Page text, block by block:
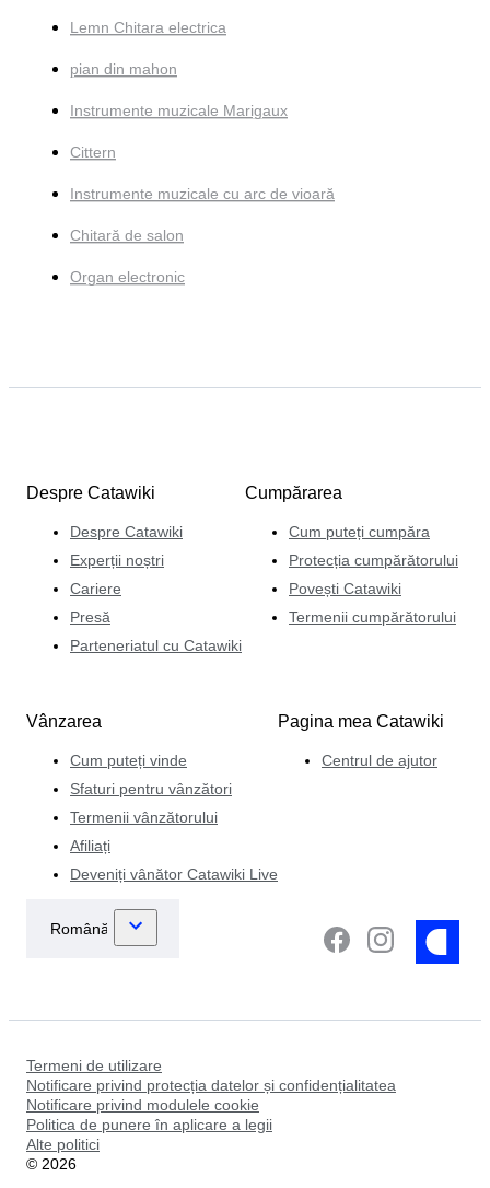
Lemn Chitara electrica
pian din mahon
Instrumente muzicale Marigaux
Cittern
Instrumente muzicale cu arc de vioară
Chitară de salon
Organ electronic
Despre Catawiki
Despre Catawiki
Experții noștri
Cariere
Presă
Parteneriatul cu Catawiki
Cumpărarea
Cum puteți cumpăra
Protecția cumpărătorului
Povești Catawiki
Termenii cumpărătorului
Vânzarea
Cum puteți vinde
Sfaturi pentru vânzători
Termenii vânzătorului
Afiliați
Deveniți vânător Catawiki Live
Pagina mea Catawiki
Centrul de ajutor
Termeni de utilizare
Notificare privind protecția datelor și confidențialitatea
Notificare privind modulele cookie
Politica de punere în aplicare a legii
Alte politici
© 2026